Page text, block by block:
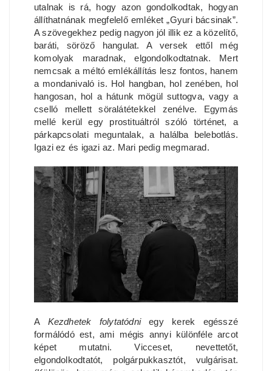
utalnak is rá, hogy azon gondolkodtak, hogyan
állíthatnának megfelelő emléket „Gyuri bácsinak”.
A szövegekhez pedig nagyon jól illik ez a közelítő,
baráti, söröző hangulat. A versek ettől még
komolyak maradnak, elgondolkodtatnak. Mert
nemcsak a méltó emlékállítás lesz fontos, hanem
a mondanivaló is. Hol hangban, hol zenében, hol
hangosan, hol a hátunk mögül suttogva, vagy a
cselló mellett söralátétekkel zenélve. Egymás
mellé kerül egy prostituáltról szóló történet, a
párkapcsolati meguntalak, a halálba belebotlás.
Igazi ez és igazi az. Mari pedig megmarad.
A Kezdhetek folytatódniegy kerek egésszé
formálódó est, ami mégis annyi különféle arcot
képet mutatni. Vicceset, nevettetőt,
elgondolkodtatót, polgárpukkasztót, vulgárisat.